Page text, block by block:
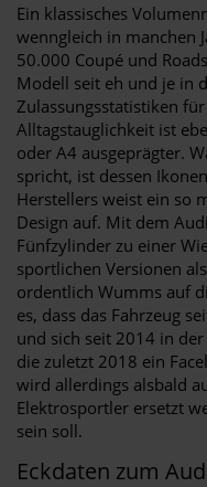
Ein klassisches
wenngleich in manchen
50.000 Coupé und
Modell seit eh und je in
Zulassungsstatistiken
Alltagstauglichkeit ist
oder A4 ausgeprägter.
spricht, ist dessen
Herstellers weist ein so
Design auf. Mit dem
Fünfzylinder zu einer
sportlichen Versionen
ordentlich Wumms auf
es, dass das Fahrzeug
und sich seit 2014 in
die zuletzt 2018 ein
wird allerdings alsbald
Elektrosportler ersetzt
sein soll.
Eckdaten zum